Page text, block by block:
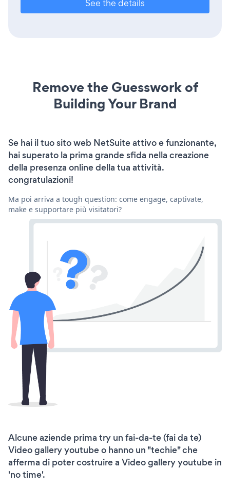
See the details
Remove the Guesswork of
Building Your Brand
Se hai il tuo sito web NetSuite attivo e funzionante,
hai superato la prima grande sfida nella creazione
della presenza online della tua attività.
congratulazioni!
Ma poi arriva a tough question: come engage, captivate,
make e supportare più visitatori?
Alcune aziende prima try un fai-da-te (fai da te)
Video gallery youtube o hanno un "techie" che
afferma di poter costruire a Video gallery youtube in
'no time'.